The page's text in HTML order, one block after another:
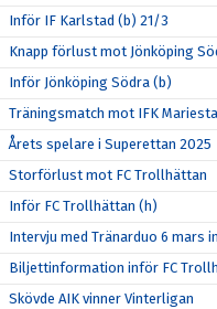
Inför IF Karlstad (b) 21/3
Knapp förlust mot Jönköping
Inför Jönköping Södra (b)
Träningsmatch mot IFK
Årets spelare i Superettan 2025
Storförlust mot FC Trollhättan
Inför FC Trollhättan (h)
Intervju med Tränarduo 6 mars
Biljettinformation inför FC
Skövde AIK vinner Vinterligan